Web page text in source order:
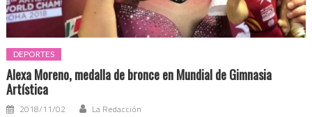
DEPORTES
Alexa Moreno, medalla de bronce en Mundial de Gimnasia
Artística
2018/11/02 La Redacción